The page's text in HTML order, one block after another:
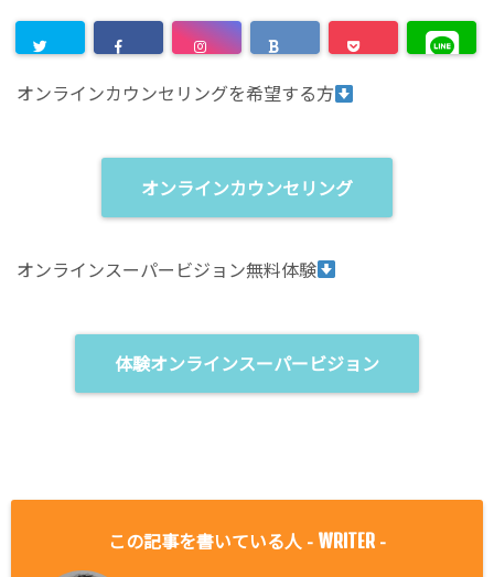
オンラインカウンセリングを希望する方
オンラインカウンセリング
オンラインスーパービジョン無料体験
体験オンラインスーパービジョン
この記事を書いている人 - WRITER -